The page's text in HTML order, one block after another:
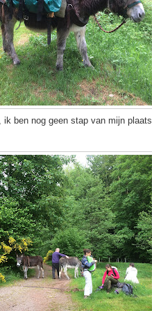
ik ben nog geen stap van mijn plaats.